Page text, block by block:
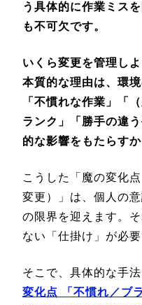
う具体的に作業ミス
も不可欠です。
いくら変更を管理し
本質的な理由は、環
「不慣れな作業」「
ランク」「勝手の違
的な影響をもたらすか
こうした「魔の変化
変更）」は、個人の
の限界を迎えます。
ない「仕掛け」が必要
そこで、具体的な手
変化点 「不慣れ／ブ